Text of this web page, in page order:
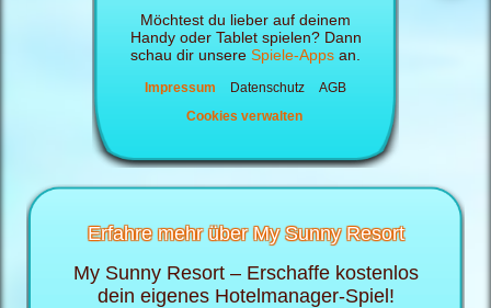
Möchtest du lieber auf deinem
Handy oder Tablet spielen? Dann
schau dir unsere Spiele-Apps an.
Impressum Datenschutz
AGB
Cookies verwalten
Erfahre mehr über My Sunny Resort
My Sunny Resort – Erschaffe kostenlos
dein eigenes Hotelmanager-Spiel!